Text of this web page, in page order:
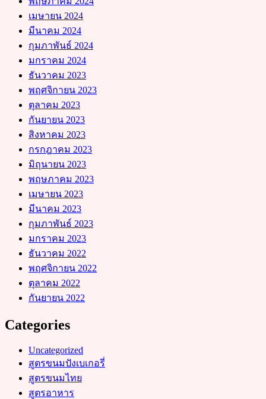
เมษายน 2024
มีนาคม 2024
กุมภาพันธ์ 2024
มกราคม 2024
ธันวาคม 2023
พฤศจิกายน 2023
ตุลาคม 2023
กันยายน 2023
สิงหาคม 2023
กรกฎาคม 2023
มิถุนายน 2023
พฤษภาคม 2023
เมษายน 2023
มีนาคม 2023
กุมภาพันธ์ 2023
มกราคม 2023
ธันวาคม 2022
พฤศจิกายน 2022
ตุลาคม 2022
กันยายน 2022
Categories
Uncategorized
สูตรขนมปังเบเกอรี่
สูตรขนมไทย
สูตรอาหาร